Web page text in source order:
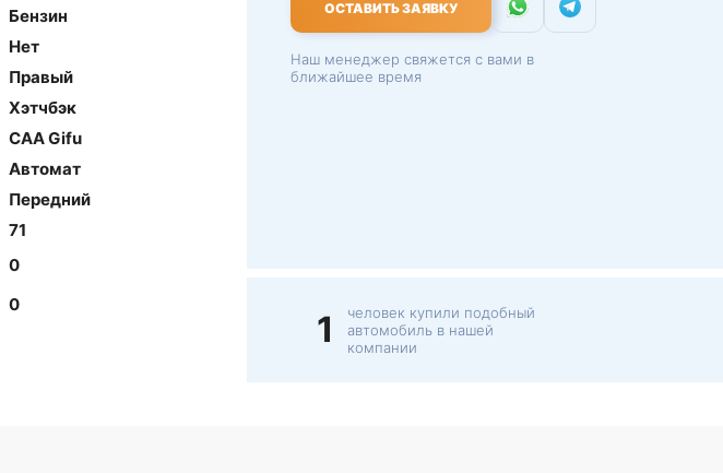
Бензин
Нет
Правый
Хэтчбэк
CAA Gifu
Автомат
Передний
71
0
0
ОСТАВИТЬ ЗАЯВКУ
Наш менеджер свяжется с вами в
ближайшее время
1
человек купили подобный
автомобиль в нашей
компании